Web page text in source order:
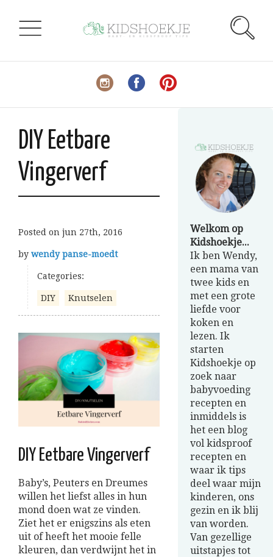
DIY Eetbare
Vingerverf
Posted on jun 27th, 2016
by wendy panse-moedt
Categories:
DIY Knutselen
DIY Eetbare Vingerverf
Baby’s, Peuters en Dreumes
willen het liefst alles in hun
mond doen wat ze vinden.
Ziet het er enigszins als eten
uit of heeft het mooie felle
kleuren, dan verdwijnt het in
Welkom op
Kidshoekje...
Ik ben Wendy,
een mama van
twee kids en
met een grote
liefde voor
koken en
lezen. Ik
starten
Kidshoekje op
zoek naar
babyvoeding
recepten en
inmiddels is
het een blog
vol kidsproof
recepten en
waar ik tips
deel waar mijn
kinderen, ons
gezin en ik blij
van worden.
Van gezellige
uitstapjes tot